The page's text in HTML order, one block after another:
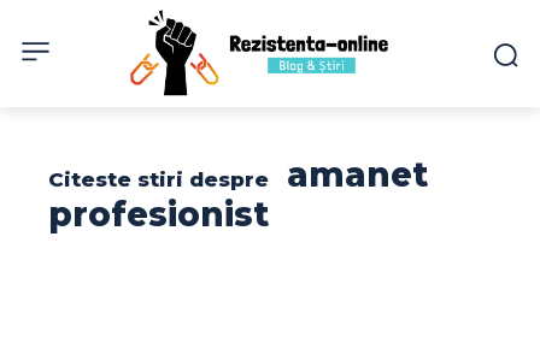
Citeste stiri despre
amanet
profesionist